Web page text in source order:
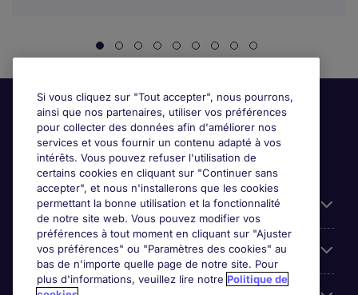
Candidats
Entreprises
Si vous cliquez sur "Tout accepter", nous pourrons,
ainsi que nos partenaires, utiliser vos préférences
pour collecter des données afin d'améliorer nos
services et vous fournir un contenu adapté à vos
intérêts. Vous pouvez refuser l'utilisation de
certains cookies en cliquant sur "Continuer sans
accepter", et nous n'installerons que les cookies
permettant la bonne utilisation et la fonctionnalité
de notre site web. Vous pouvez modifier vos
préférences à tout moment en cliquant sur "Ajuster
vos préférences" ou "Paramètres des cookies" au
bas de n'importe quelle page de notre site. Pour
plus d'informations, veuillez lire notre Politique de